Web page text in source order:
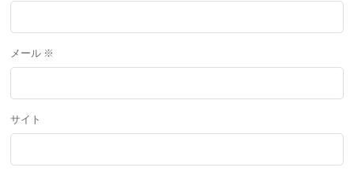
メール ※
サイト